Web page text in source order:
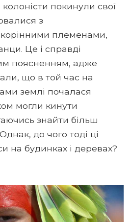
покинули свої
з
племенами,
Це і справді
поясненням, адже
що в той час на
землі почалася
могли кинути
знайти більш
до чого тоді ці
на будинках і деревах?